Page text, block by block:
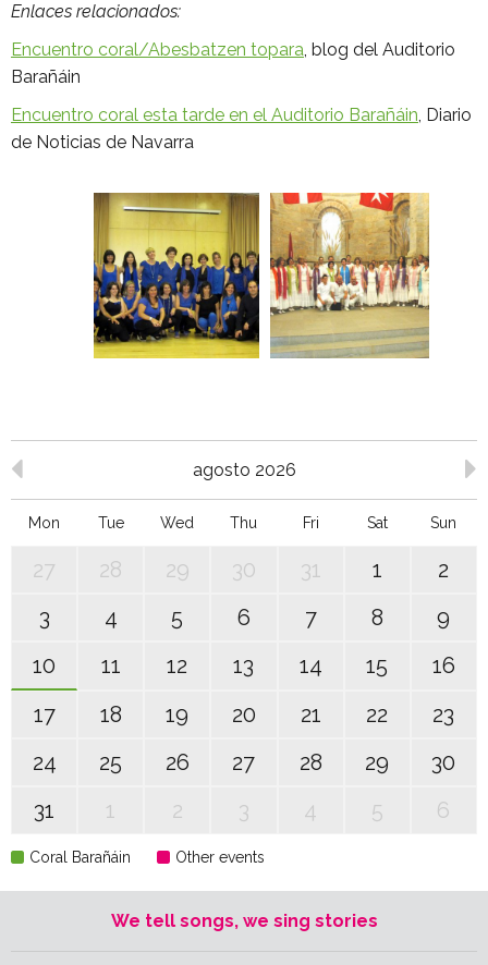
Enlaces relacionados:
Encuentro coral/Abesbatzen topara, blog del Auditorio
Barañáin
Encuentro coral esta tarde en el Auditorio Barañáin, Diario
de Noticias de Navarra
agosto 2026
Mon Tue Wed Thu Fri Sat Sun
27 28 29 30 31 1
2
3
4 5 6 7 8
9
10
11 12 13 14 15
16
17
18 19 20 21 22
23
24
25 26 27 28 29
30
31
1 2 3 4 5 6
Coral Barañáin Other events
We tell songs, we sing stories